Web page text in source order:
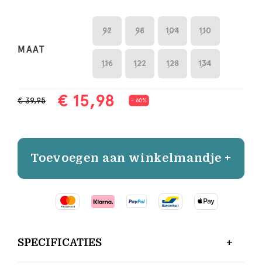
MAAT
92 98 104 110
116 122 128 134
€ 39,95 € 15,98 - 60%
Toevoegen aan winkelmandje +
SPECIFICATIES